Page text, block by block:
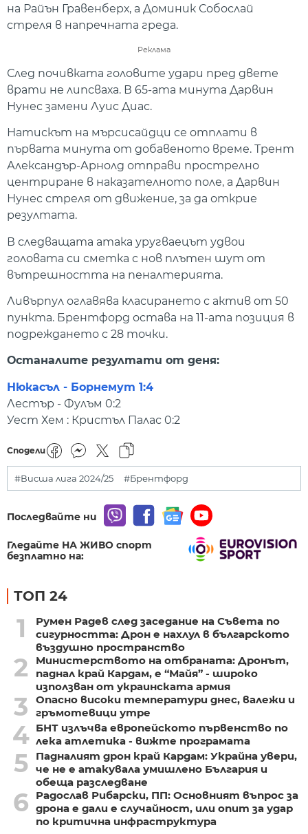
на Райън Гравенберх, а Доминик Собослай
стреля в напречната греда.
Реклама
След почивката головите удари пред двете
врати не липсваха. В 65-ата минута Дарвин
Нунес замени Луис Диас.
Натискът на мърсисайдци се отплати в
първата минута от добавеното време. Трент
Александър-Арнолд отправи прострелно
центриране в наказателното поле, а Дарвин
Нунес стреля от движение, за да открие
резултата.
В следващата атака уругваецът удвои
головата си сметка с нов плътен шут от
вътрешността на пеналтерията.
Ливърпул оглавява класирането с актив от 50
пункта. Брентфорд остава на 11-ата позиция в
подреждането с 28 точки.
Останалите резултати от деня:
Нюкасъл - Борнемут 1:4
Лестър - Фулъм 0:2
Уест Хем : Кристъл Палас 0:2
Сподели
#Висша лига 2024/25 #Брентфорд
Последвайте ни
Гледайте НА ЖИВО спорт
безплатно на:
ТОП 24
1
Румен Радев след заседание на Съвета по
сигурността: Дрон е нахлул в българското
въздушно пространство
2
Министерството на отбраната: Дронът,
паднал край Кардам, е “Майя” - широко
използван от украинската армия
3
Опасно високи температури днес, валежи и
гръмотевици утре
4 БНТ излъчва европейското първенство по
лека атлетика - вижте програмата
5
Падналият дрон край Кардам: Украйна увери,
че не е атакувала умишлено България и
обеща разследване
6
Радослав Рибарски, ПП: Основният въпрос за
дрона е дали е случайност, или опит за удар
по критична инфраструктура